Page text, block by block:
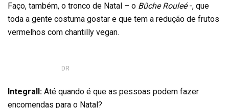
Faço, também, o tronco de Natal – o Bûche Rouleé-, que
toda a gente costuma gostar e que tem a redução de frutos
vermelhos com chantilly vegan.
DR
Integrall: Até quando é que as pessoas podem fazer
encomendas para o Natal?